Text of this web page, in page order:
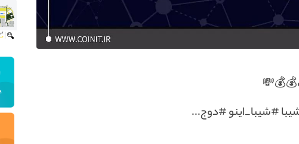
#شیبا_اینو #دوج...